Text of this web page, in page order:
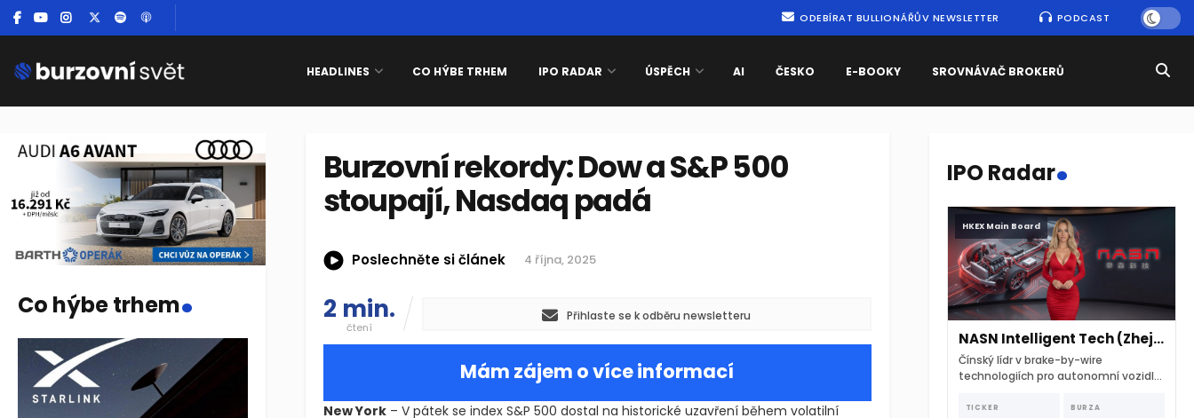
ODEBÍRAT BULLIONÁŘŮV NEWSLETTER PODCAST
HEADLINES CO HÝBE TRHEM IPO RADAR ÚSPĚCH AI ČESKO E-BOOKY SROVNÁVAČ BROKERŮ
Burzovní rekordy: Dow a S&P 500
stoupají, Nasdaq padá
Poslechněte si článek 4 října, 2025
2 min.
čtení
Přihlaste se k odběru newsletteru
Mám zájem o více informací
New York– V pátek se index S&P 500 dostal na historické uzavření během volatilní
Co hýbe trhem.
IPO Radar.
HKEX Main Board
NASN Intelligent Tech (Zhejiang)
Čínský lídr v brake-by-wire
technologiích pro autonomní vozidla
srpna 2026 s podporou CATL a
TICKER BURZA